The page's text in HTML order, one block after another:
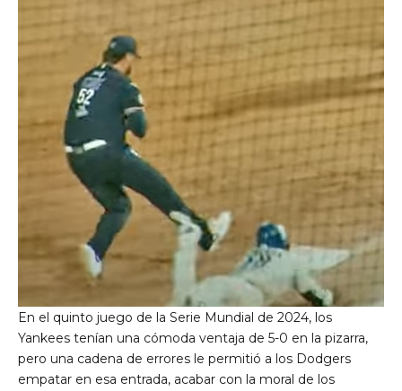
En el quinto juego de la Serie Mundial de 2024, los
Yankees tenían una cómoda ventaja de 5-0 en la pizarra,
pero una cadena de errores le permitió a los Dodgers
empatar en esa entrada, acabar con la moral de los